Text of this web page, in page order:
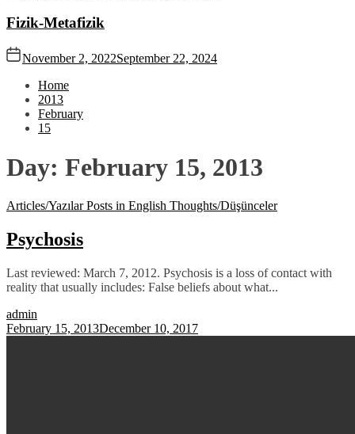
Fizik-Metafizik
November 2, 2022September 22, 2024
Home
2013
February
15
Day: February 15, 2013
Articles/YazılarPosts in English Thoughts/Düşünceler
Psychosis
Last reviewed: March 7, 2012. Psychosis is a loss of contact with
reality that usually includes: False beliefs about what...
admin
February 15, 2013December 10, 2017